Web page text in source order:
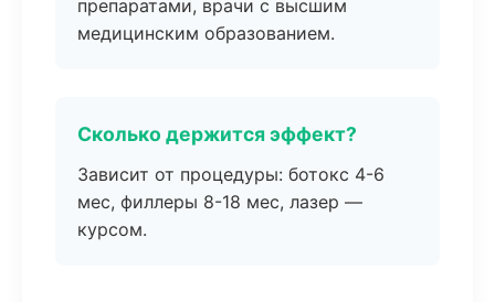
препаратами, врачи с высшим
медицинским образованием.
Сколько держится эффект?
Зависит от процедуры: ботокс 4-6
мес, филлеры 8-18 мес, лазер —
курсом.